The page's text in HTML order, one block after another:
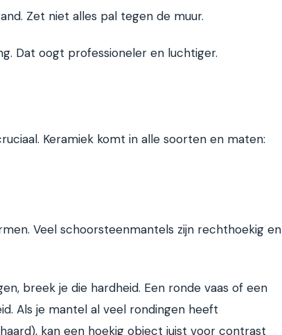
Zet niet alles pal tegen de muur.
Dat oogt professioneler en luchtiger.
Keramiek komt in alle soorten en maten:
Veel schoorsteenmantels zijn rechthoekig en
breek je die hardheid. Een ronde vaas of een
Als je mantel al veel rondingen heeft
kan een hoekig object juist voor contrast